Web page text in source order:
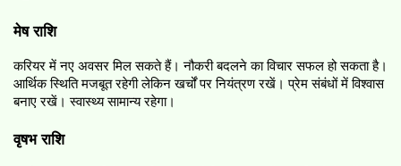
मेष राशि
करियर में नए अवसर मिल सकते हैं। नौकरी बदलने का विचार सफल हो सकता है।
आर्थिक स्थिति मजबूत रहेगी लेकिन खर्चों पर नियंत्रण रखें। प्रेम संबंधों में विश्वास
बनाए रखें। स्वास्थ्य सामान्य रहेगा।
वृषभ राशि